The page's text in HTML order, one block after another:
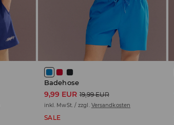
Badehose
9,99 EUR 19,99 EUR
inkl. MwSt. / zzgl. Versandkosten
SALE